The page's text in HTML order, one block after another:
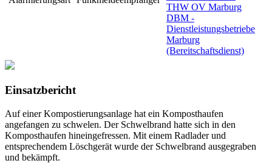
THW OV Marburg
DBM -
Dienstleistungsbetriebe
Marburg
(Bereitschaftsdienst)
Einsatzbericht
Auf einer Kompostierungsanlage hat ein Komposthaufen
angefangen zu schwelen. Der Schwelbrand hatte sich in den
Komposthaufen hineingefressen. Mit einem Radlader und
entsprechendem Löschgerät wurde der Schwelbrand ausgegraben
und bekämpft.